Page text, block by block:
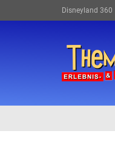
Disneyland 360